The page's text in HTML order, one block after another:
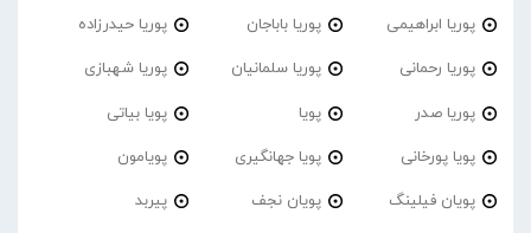
پوریا ابراهیمی پوریا باباجان پوریا حیدرزاده
پوریا رحمانی پوریا سلمانیان پوریا شهبازی
پوریا صدر پویا پویا بیاتی
پویا پورخانی پویا جهانگیری پویامون
پویان فیلینگ پویان نجف پیربد